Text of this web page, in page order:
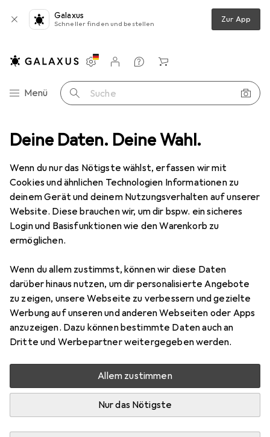
Deine Daten. Deine Wahl.
Wenn du nur das Nötigste wählst, erfassen wir mit
Cookies und ähnlichen Technologien Informationen zu
deinem Gerät und deinem Nutzungsverhalten auf unserer
Website. Diese brauchen wir, um dir bspw. ein sicheres
Login und Basisfunktionen wie den Warenkorb zu
ermöglichen.
Wenn du allem zustimmst, können wir diese Daten
darüber hinaus nutzen, um dir personalisierte Angebote
zu zeigen, unsere Webseite zu verbessern und gezielte
Werbung auf unseren und anderen Webseiten oder Apps
anzuzeigen. Dazu können bestimmte Daten auch an
Dritte und Werbepartner weitergegeben werden.
Allem zustimmen
Nur das Nötigste
Galaxus
Schneller finden und bestellen Zur App
Navigation nach Kategorien
Menü Suche
Einstellungen
Kundenkonto
Vergleichslisten
Merklisten
Warenkorb
Baby + Eltern Babytransport Kinderwagen Fusssack
Kinderwagen Fusssack
Produkte Forum